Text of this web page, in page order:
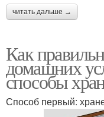
читать дальше →
Как
домашних
способы
Способ первый: